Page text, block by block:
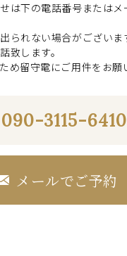
は下の電話番号またはメ
られない場合がございま
致します。
め留守電にご用件をお願
090-3115-6410
メールでご予約